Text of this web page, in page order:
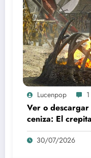
Lucenpop 1
Ver o
ceniza: El
30/07/2026